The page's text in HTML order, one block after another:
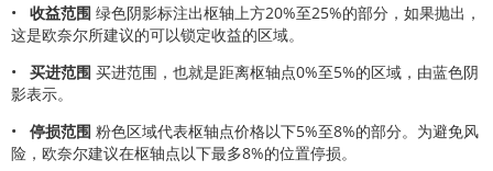
• 收益范围 绿色阴影标注出枢轴上方20%至25%的部分，如果抛出，
这是欧奈尔所建议的可以锁定收益的区域。
• 买进范围 买进范围，也就是距离枢轴点0%至5%的区域，由蓝色阴
影表示。
• 停损范围 粉色区域代表枢轴点价格以下5%至8%的部分。为避免风
险，欧奈尔建议在枢轴点以下最多8%的位置停损。